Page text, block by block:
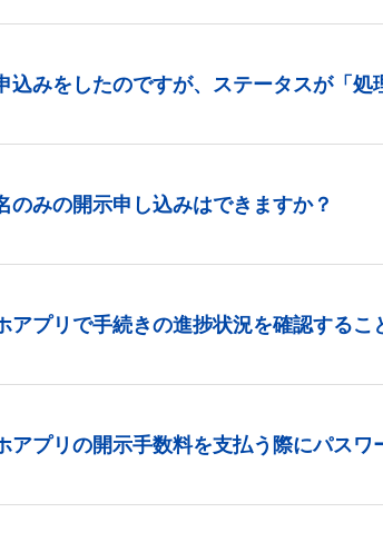
込みをしたのですが、ステータスが「
のみの開示申し込みはできますか？
アプリで手続きの進捗状況を確認するこ
アプリの開示手数料を支払う際にパス